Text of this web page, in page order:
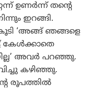
ഉണര്‍ന്ന് തന്റെ
ഇറങ്ങി.
‘അങ്ങ് ഞങ്ങളെ
കേള്‍ക്കാതെ
അവര്‍ പറഞ്ഞു.
കഴിഞ്ഞു.
രൂപത്തില്‍